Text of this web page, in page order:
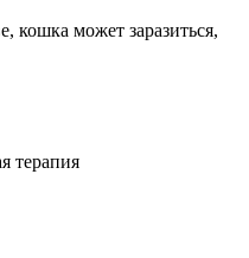
кошка может заразиться,
терапия